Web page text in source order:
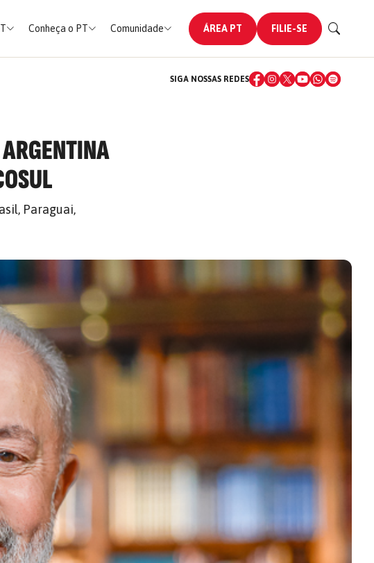
Conheça o PT Comunidade ÁREA PT FILIE-SE
SIGA NOSSAS REDES
Paraguai,